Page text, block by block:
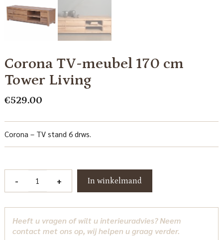
Corona TV-meubel 170 cm
Tower Living
€529.00
Corona – TV stand 6 drws.
-
170
cm
Tower
+ In winkelmand
Heeft u vragen of wilt u interieuradvies? Neem
contact met ons op, wij helpen u graag verder.